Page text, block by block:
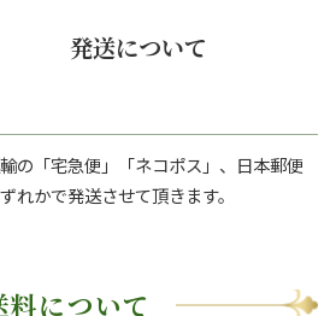
発送について
の「宅急便」「ネコポス」、日本郵便
れかで発送させて頂きます。
料について